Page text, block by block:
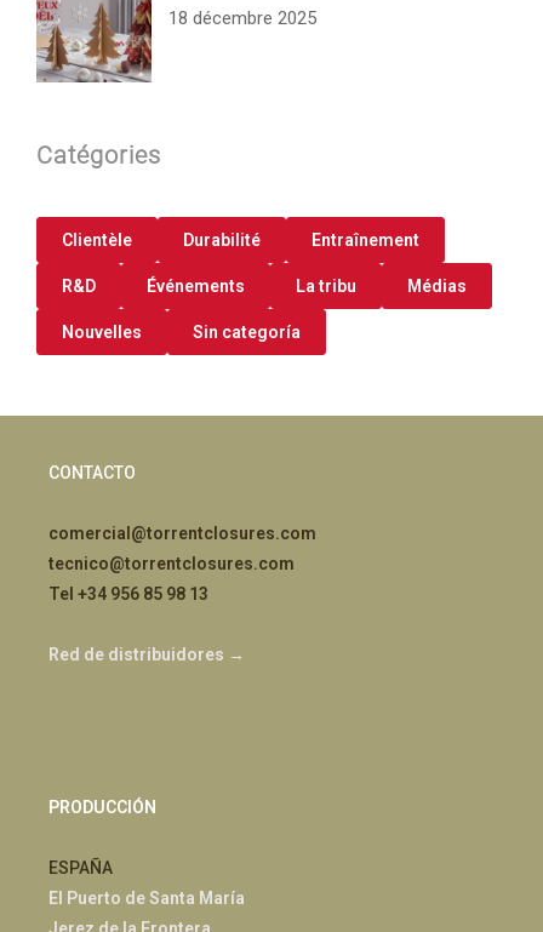
18 décembre 2025
Catégories
Clientèle Durabilité Entraînement
R&D Événements La tribu Médias
Nouvelles Sin categoría
CONTACTO
comercial@torrentclosures.com
tecnico@torrentclosures.com
Tel +34 956 85 98 13
Red de distribuidores →
PRODUCCIÓN
ESPAÑA
El Puerto de Santa María